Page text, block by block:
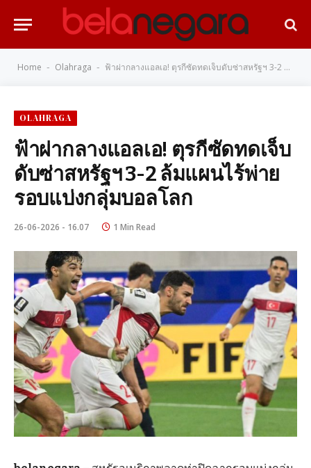
Home - Olahraga - ฟ้าผ่ากลางแอลเอ! ตุรกีซัดทดเจ็บดับซ่าสหรัฐฯ 3-2 ล้มแผนไร้พ่ายรอบแบ่งกลุ่มบอลโลก
OLAHRAGA
ฟ้าผ่ากลางแอลเอ! ตุรกีซัดทดเจ็บ
ดับซ่าสหรัฐฯ 3-2 ล้มแผนไร้พ่าย
รอบแบ่งกลุ่มบอลโลก
26-06-2026 - 16.07 1 Min Read